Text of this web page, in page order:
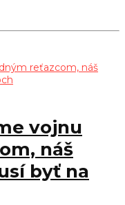
vojnu
náš
byť na